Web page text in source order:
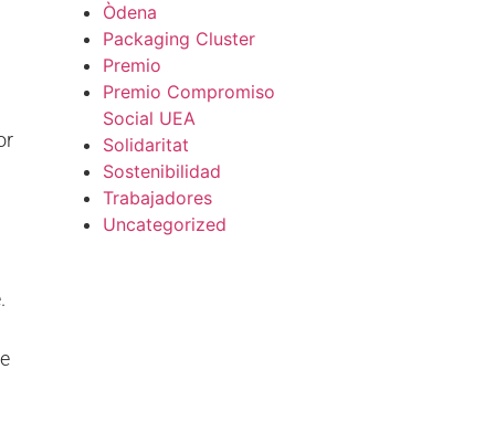
Òdena
Packaging Cluster
Premio
Premio Compromiso
Social UEA
Solidaritat
Sostenibilidad
Trabajadores
Uncategorized